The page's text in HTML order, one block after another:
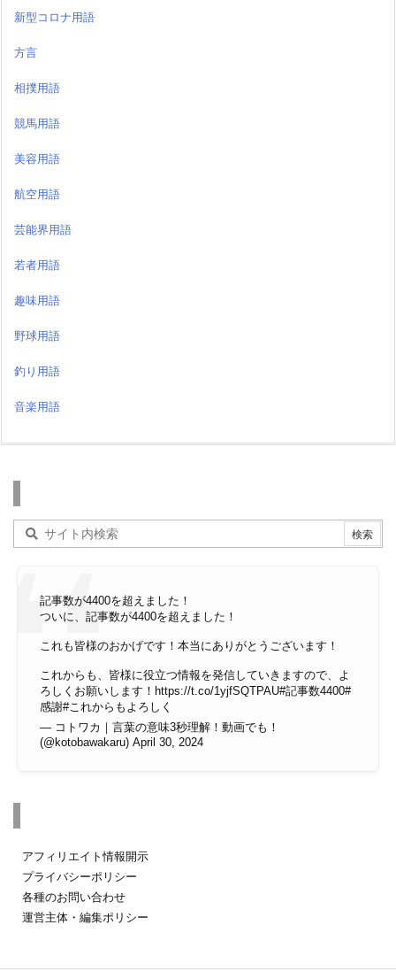
新型コロナ用語
方言
相撲用語
競馬用語
美容用語
航空用語
芸能界用語
若者用語
趣味用語
野球用語
釣り用語
音楽用語
記事数が4400を超えました！
ついに、記事数が4400を超えました！
これも皆様のおかげです！本当にありがとうございます！
これからも、皆様に役立つ情報を発信していきますので、よ
ろしくお願いします！ https://t.co/1yjfSQTPAU#記事数4400#
感謝#これからもよろしく
— コトワカ｜言葉の意味3秒理解！動画でも！
(@kotobawakaru) April 30, 2024
アフィリエイト情報開示
プライバシーポリシー
各種のお問い合わせ
運営主体・編集ポリシー